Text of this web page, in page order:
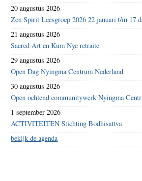
20 augustus 2026
Zen Spirit Leesgroep 2026 22 januari t/m 17
21 augustus 2026
Sacred Art en Kum Nye retraite
29 augustus 2026
Open Dag Nyingma Centrum Nederland
30 augustus 2026
Open ochtend communitywerk Nyingma
1 september 2026
ACTIVITEITEN Stichting Bodhisattva
bekijk de agenda